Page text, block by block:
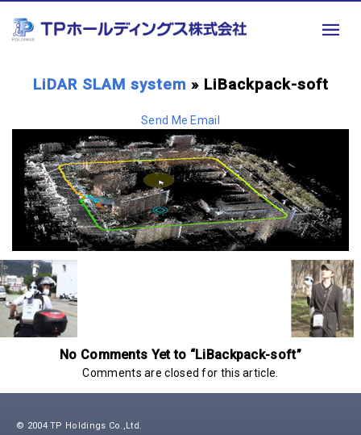
LiDAR SLAM system » LiBackpack-soft
Send Me Email
No Comments Yet to “LiBackpack-soft”
Comments are closed for this article.
© 2004 TP Holdings Co.,Ltd.